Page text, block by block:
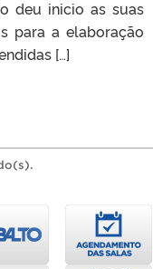
deu inicio as suas
para a elaboração
[…]